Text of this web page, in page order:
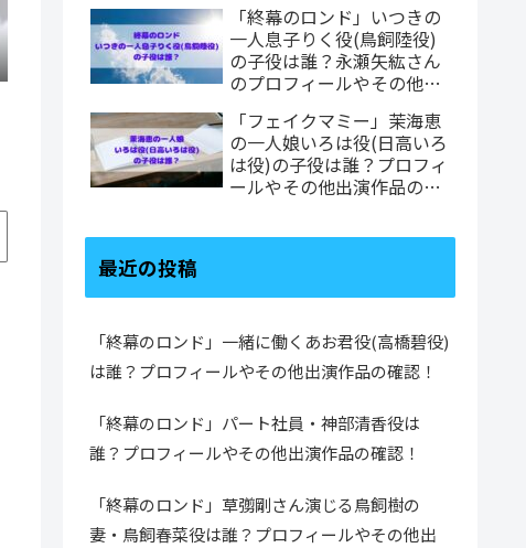
「終幕のロンド」いつきの
一人息子りく役(鳥飼陸役)
の子役は誰？永瀬矢紘さん
のプロフィールやその他出
「フェイクマミー」茉海恵
の一人娘いろは役(日高いろ
は役)の子役は誰？プロフィ
ールやその他出演作品の確
最近の投稿
「終幕のロンド」一緒に働くあお君役(高橋碧役)
は誰？プロフィールやその他出演作品の確認！
「終幕のロンド」パート社員・神部清香役は
誰？プロフィールやその他出演作品の確認！
「終幕のロンド」草彅剛さん演じる鳥飼樹の
妻・鳥飼春菜役は誰？プロフィールやその他出